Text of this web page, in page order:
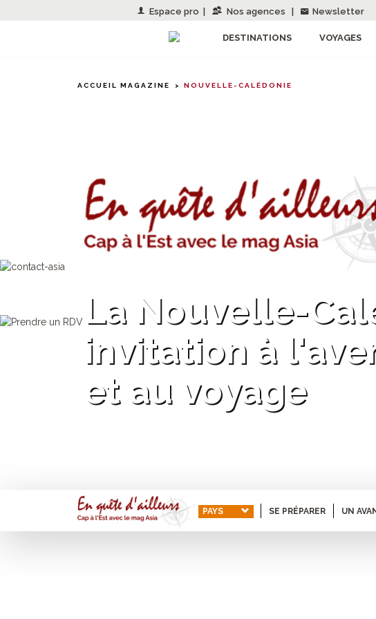
Espace pro Nos agences Newsletter
DESTINATIONS VOYAGES
ACCUEIL MAGAZINE NOUVELLE-CALÉDONIE
La Nouvelle-
invitation à
et au voyage
PAYS SE PRÉPARER UN